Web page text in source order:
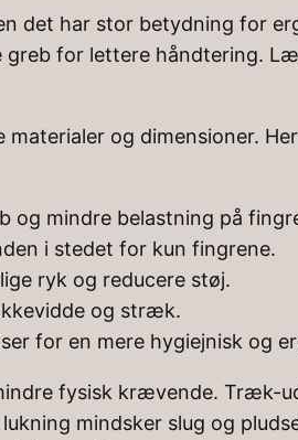
det har stor betydning for
for lettere håndtering.
og dimensioner.
og mindre belastning på
i stedet for kun fingrene.
ryk og reducere støj.
og stræk.
for en mere hygiejnisk og
fysisk krævende. Træk-
mindsker slug og